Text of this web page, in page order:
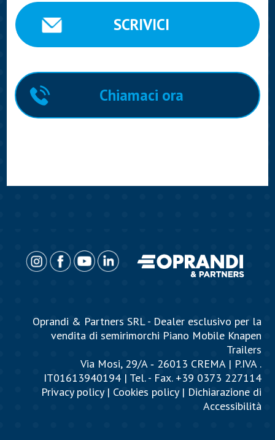
SCRIVICI
Chiamaci ora
Oprandi & Partners SRL - Dealer esclusivo per la
vendita di semirimorchi Piano Mobile Knapen
Trailers
Via Mosi, 29/A ‐ 26013 CREMA | P.IVA .
IT01613940194 | Tel. - Fax. +39 0373 227114
Privacy policy| Cookies policy| Dichiarazione di
Accessibilità